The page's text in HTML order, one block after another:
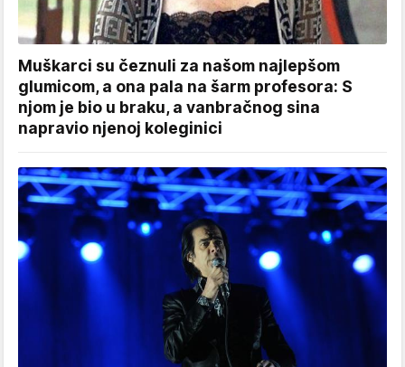
Muškarci su čeznuli za našom najlepšom
glumicom, a ona pala na šarm profesora: S
njom je bio u braku, a vanbračnog sina
napravio njenoj koleginici